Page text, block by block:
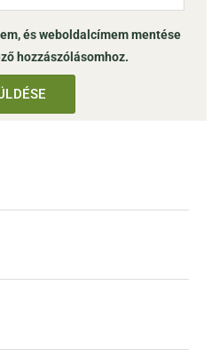
és weboldalcímem mentése
hozzászólásomhoz.